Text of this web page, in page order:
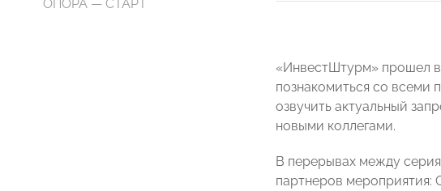
ОПОРА — СТАРТ
«ИнвестШтурм» прошел в
познакомиться со всеми
озвучить актуальный
новыми коллегами.
В перерывах между
партнеров мероприятия: